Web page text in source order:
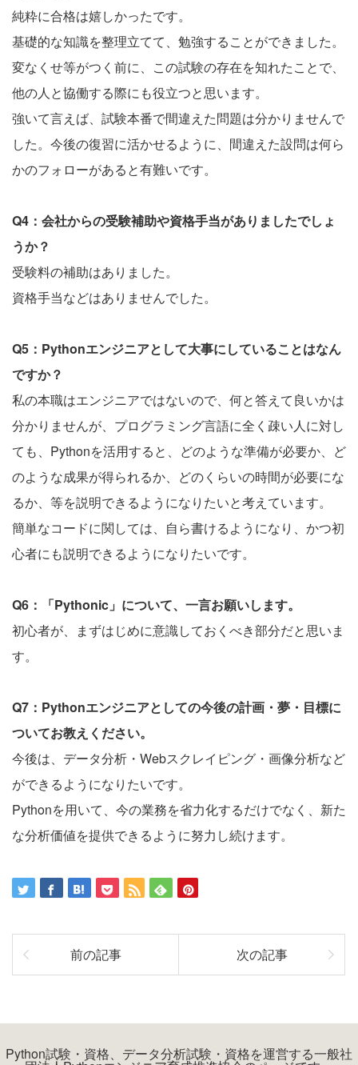
純粋に合格は嬉しかったです。
基礎的な知識を整理立てて、勉強することができました。
変なくせ等がつく前に、この試験の存在を知れたことで、
他の人と協働する際にも役立つと思います。
強いて言えば、試験本番で間違えた問題は分かりませんで
した。今後の復習に活かせるように、間違えた設問は何ら
かのフォローがあると有難いです。
Q4：会社からの受験補助や資格手当がありましたでしょ
うか？
受験料の補助はありました。
資格手当などはありませんでした。
Q5：Pythonエンジニアとして大事にしていることはなん
ですか？
私の本職はエンジニアではないので、何と答えて良いかは
分かりませんが、プログラミング言語に全く疎い人に対し
ても、Pythonを活用すると、どのような準備が必要か、ど
のような成果が得られるか、どのくらいの時間が必要にな
るか、等を説明できるようになりたいと考えています。
簡単なコードに関しては、自ら書けるようになり、かつ初
心者にも説明できるようになりたいです。
Q6：「Pythonic」について、一言お願いします。
初心者が、まずはじめに意識しておくべき部分だと思いま
す。
Q7：Pythonエンジニアとしての今後の計画・夢・目標に
ついてお教えください。
今後は、データ分析・Webスクレイピング・画像分析など
ができるようになりたいです。
Pythonを用いて、今の業務を省力化するだけでなく、新た
な分析価値を提供できるように努力し続けます。
前の記事 次の記事
Python試験・資格、データ分析試験・資格を運営する一般社